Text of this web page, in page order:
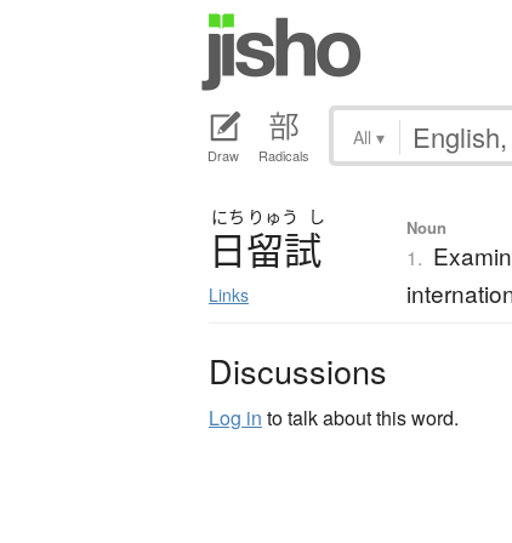
Draw Radicals
All ▾
にち りゅう し
日留試
Links
Noun
1.
Discussions
Log in to talk about this word.